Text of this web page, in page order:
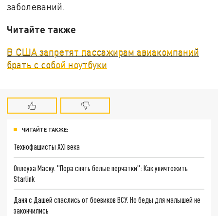
заболеваний.
Читайте также
В США запретят пассажирам авиакомпаний
брать с собой ноутбуки
ЧИТАЙТЕ ТАКЖЕ:
Технофашисты XXI века
Оплеуха Маску. "Пора снять белые перчатки": Как уничтожить
Starlink
Даня с Дашей спаслись от боевиков ВСУ. Но беды для малышей не
закончились